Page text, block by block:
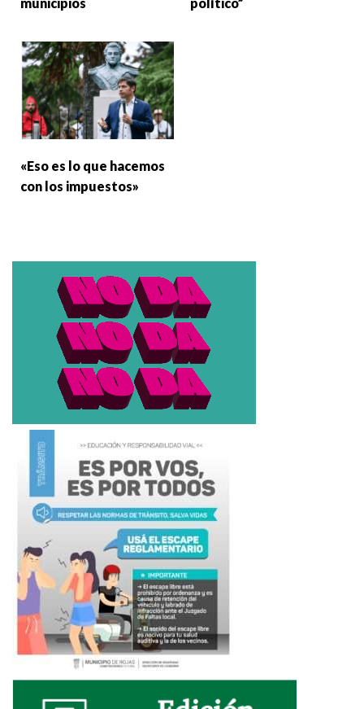
«Eso es lo que hacemos
con los impuestos»